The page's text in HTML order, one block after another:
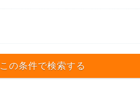
この条件で検索する